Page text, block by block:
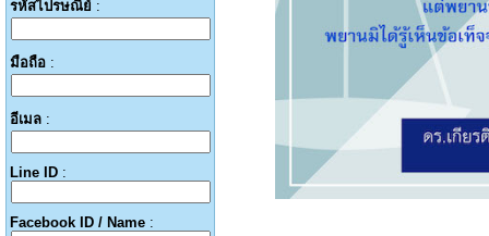
รหัสไปรษณีย์ :
มือถือ :
อีเมล :
Line ID :
Facebook ID / Name :